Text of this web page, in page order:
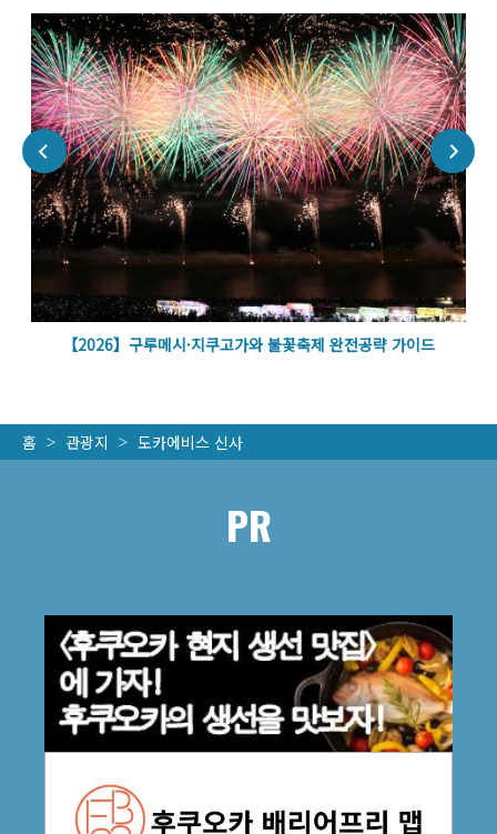
【2026】구루메시·지쿠고가와 불꽃축제 완전공략 가이드
홈 관광지 도카에비스 신사
PR